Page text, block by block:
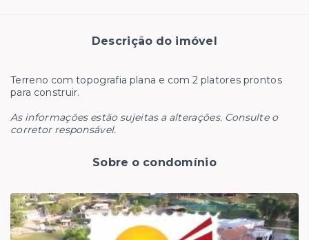
Descrição do imóvel
Terreno com topografia plana e com 2 platores prontos
para construir.
As informações estão sujeitas a alterações. Consulte o
corretor responsável.
Sobre o condomínio